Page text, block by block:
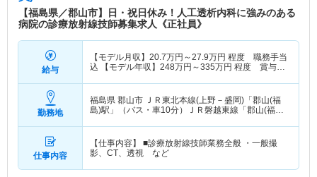
【福島県／郡山市】日・祝日休み！人工透析内科に強みのある
病院の診療放射線技師募集求人《正社員》
給与
【モデル月収】 20.7万円～27.9万円 程度 職務手当
込 【モデル年収】 248万円～335万円 程度 賞与別
勤務地
福島県 郡山市 ＪＲ東北本線(上野－盛岡)「郡山(福
島)駅」（バス・車10分）ＪＲ磐越東線「郡山(福島)
仕事内容
【仕事内容】 ■診療放射線技師業務全般 ・一般撮
影、CT、透視 など